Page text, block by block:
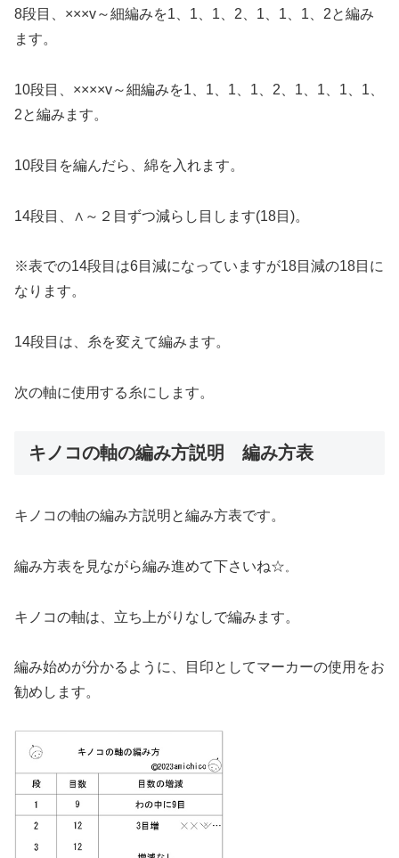
8段目、×××v～細編みを1、1、1、2、1、1、1、2と編み
ます。
10段目、××××v～細編みを1、1、1、1、2、1、1、1、1、
2と編みます。
10段目を編んだら、綿を入れます。
14段目、∧～２目ずつ減らし目します(18目)。
※表での14段目は6目減になっていますが18目減の18目に
なります。
14段目は、糸を変えて編みます。
次の軸に使用する糸にします。
キノコの軸の編み方説明 編み方表
キノコの軸の編み方説明と編み方表です。
編み方表を見ながら編み進めて下さいね☆。
キノコの軸は、立ち上がりなしで編みます。
編み始めが分かるように、目印としてマーカーの使用をお
勧めします。